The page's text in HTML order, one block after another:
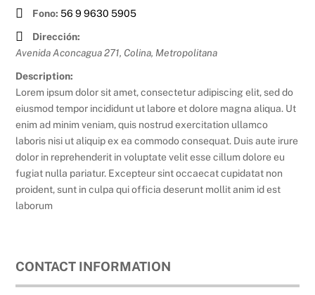
Fono: 56 9 9630 5905
Dirección:
Avenida Aconcagua 271, Colina, Metropolitana
Description:
Lorem ipsum dolor sit amet, consectetur adipiscing elit, sed do
eiusmod tempor incididunt ut labore et dolore magna aliqua. Ut
enim ad minim veniam, quis nostrud exercitation ullamco
laboris nisi ut aliquip ex ea commodo consequat. Duis aute irure
dolor in reprehenderit in voluptate velit esse cillum dolore eu
fugiat nulla pariatur. Excepteur sint occaecat cupidatat non
proident, sunt in culpa qui officia deserunt mollit anim id est
laborum
CONTACT INFORMATION